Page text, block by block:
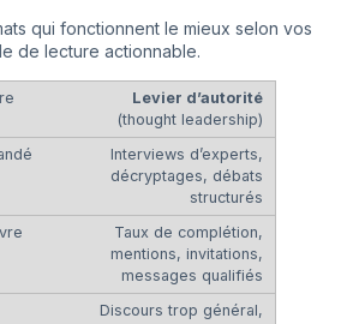
qui fonctionnent le mieux selon vos
de lecture actionnable.
Levier d’autorité
(thought leadership)
Interviews d’experts,
décryptages, débats
structurés
Taux de complétion,
mentions, invitations,
messages qualifiés
Discours trop général,